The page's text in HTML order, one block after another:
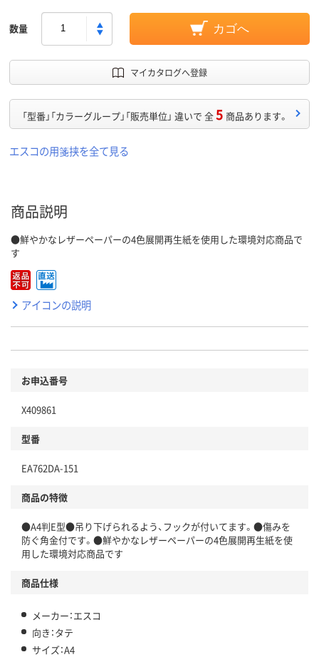
数量 カゴへ
マイカタログへ登録
「型番」「カラーグループ」「販売単位」 違いで 全5 商品あります。
エスコの用箋挟を全て見る
商品説明
●鮮やかなレザーペーパーの4色展開再生紙を使用した環境対応商品で
す
アイコンの説明
お申込番号
X409861
型番
EA762DA-151
商品の特徴
●A4判E型●吊り下げられるよう、フックが付いてます。●傷みを
防ぐ角金付です。●鮮やかなレザーペーパーの4色展開再生紙を使
用した環境対応商品です
商品仕様
メーカー：エスコ
向き：タテ
サイズ：A4